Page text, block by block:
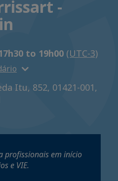
-
to 19h00 (UTC-3)
Itu, 852, 01421-001,
profissionais em início
e VIE.